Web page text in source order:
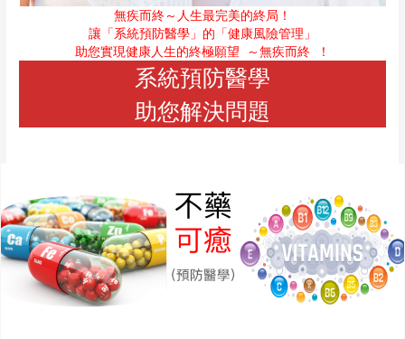
無疾而終～人生最完美的終局！
讓「系統預防醫學」的「健康風險管理」
助您實現健康人生的終極願望
～無疾而終 ！
系統預防醫學
助您解決問題